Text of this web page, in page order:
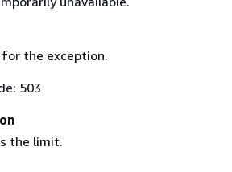
the exception.
503
the limit.